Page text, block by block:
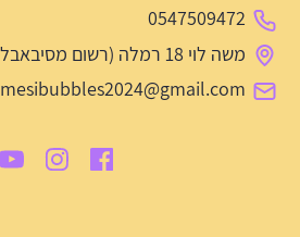
0547509472
משה לוי 18 רמלה (רשום מסיבאבלס על השלט בחנות)
mesibubbles2024@gmail.com